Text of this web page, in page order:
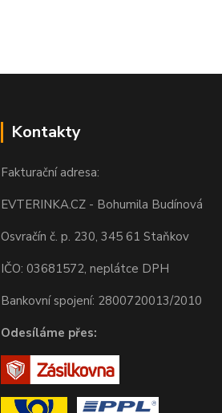
Kontakty
Fakturační adresa:
EVTERINKA.CZ - Bohumila Budínová
Osvračín č. p. 230, 345 61 Staňkov
IČO: 03681572, neplátce DPH
Bankovní spojení: 2800720013/2010
Odesíláme přes: